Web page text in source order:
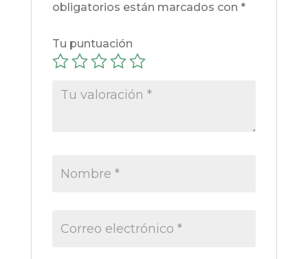
obligatorios están marcados con *
Tu puntuación